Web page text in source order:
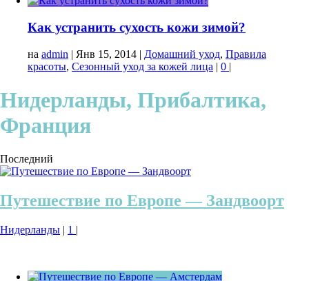
Как устранить сухость кожи зимой?
на admin | Янв 15, 2014 | Домашний уход, Правила
красоты, Сезонный уход за кожей лица | 0 |
Нидерланды, Прибалтика,
Франция
Последний
Путешествие по Европе — Зандвоорт
Нидерланды | 1 |